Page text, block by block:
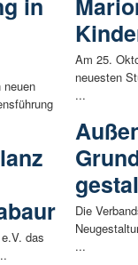
in
neuen
das
Am 25.
neuesten
...
Die
...